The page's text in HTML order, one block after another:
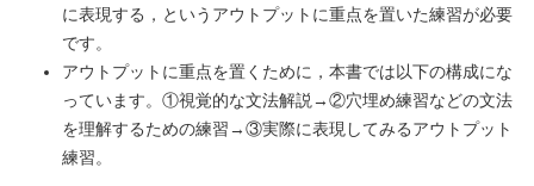
に表現する，というアウトプットに重点を置いた練習が必要
です。
アウトプットに重点を置くために，本書では以下の構成にな
っています。①視覚的な文法解説→②穴埋め練習などの文法
を理解するための練習→③実際に表現してみるアウトプット
練習。